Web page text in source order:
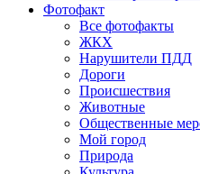
Фотофакт
Все фотофакты
ЖКХ
Нарушители ПДД
Дороги
Происшествия
Животные
Общественные
Мой город
Природа